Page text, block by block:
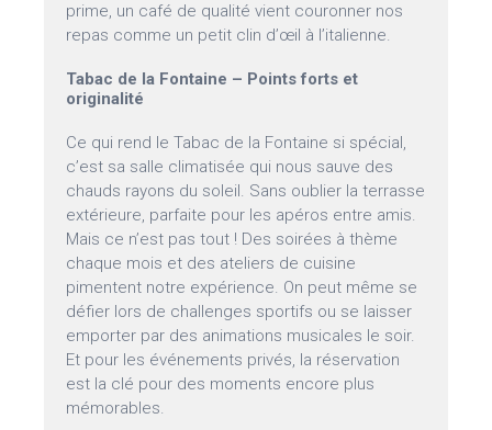
prime, un café de qualité vient couronner nos
repas comme un petit clin d’œil à l’italienne.
Tabac de la Fontaine – Points forts et
originalité
Ce qui rend le Tabac de la Fontaine si spécial,
c’est sa salle climatisée qui nous sauve des
chauds rayons du soleil. Sans oublier la terrasse
extérieure, parfaite pour les apéros entre amis.
Mais ce n’est pas tout ! Des soirées à thème
chaque mois et des ateliers de cuisine
pimentent notre expérience. On peut même se
défier lors de challenges sportifs ou se laisser
emporter par des animations musicales le soir.
Et pour les événements privés, la réservation
est la clé pour des moments encore plus
mémorables.